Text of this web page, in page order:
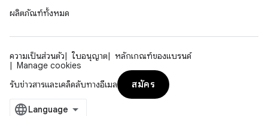
ผลิตภัณฑ์ทั้งหมด
ความเป็นส่วนตัว ใบอนุญาต
หลักเกณฑ์ของแบรนด์
Manage cookies
รับข่าวสารและเคล็ดลับทางอีเมล
สมัคร